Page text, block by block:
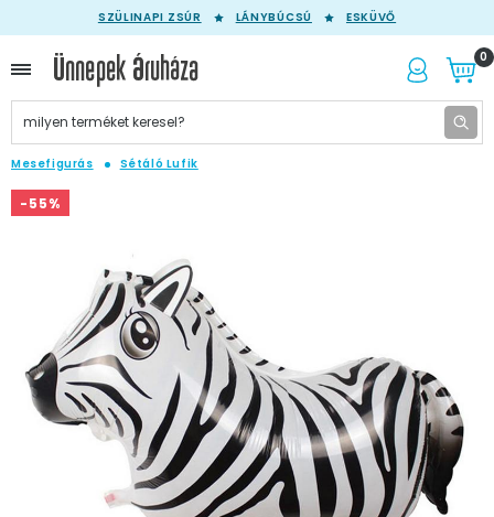
SZÜLINAPI ZSÚR LÁNYBÚCSÚ ESKÜVŐ
0
Mesefigurás Sétáló Lufik
-55%